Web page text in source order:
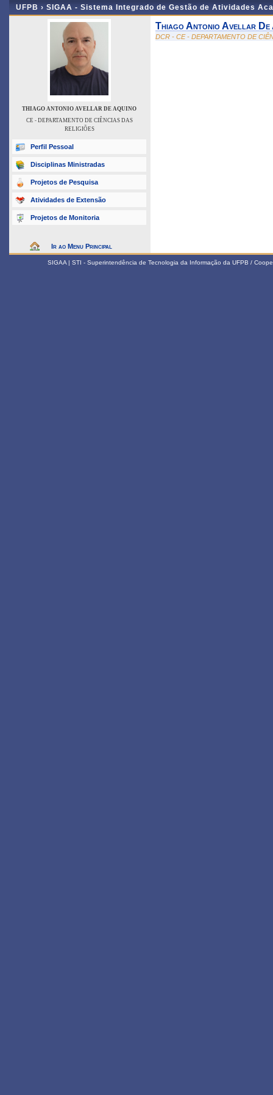
UFPB › SIGAA - Sistema Integrado de Gestão de Atividades
THIAGO ANTONIO AVELLAR DE AQUINO
CE - DEPARTAMENTO DE CIÊNCIAS DAS
RELIGIÕES
Perfil Pessoal
Disciplinas Ministradas
Projetos de Pesquisa
Atividades de Extensão
Projetos de Monitoria
Ir ao Menu Principal
Thiago Antonio Avellar De
DCR - CE - DEPARTAMENTO DE
SIGAA | STI - Superintendência de Tecnologia da Informação da UFPB /